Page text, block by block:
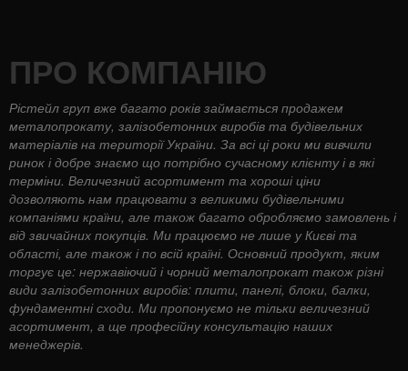
ПРО КОМПАНІЮ
Рістейл груп вже багато років займається продажем
металопрокату, залізобетонних виробів та будівельних
матеріалів на території України. За всі ці роки ми вивчили
ринок і добре знаємо що потрібно сучасному клієнту і в які
терміни. Величезний асортимент та хороші ціни
дозволяють нам працювати з великими будівельними
компаніями країни, але також багато обробляємо замовлень і
від звичайних покупців. Ми працюємо не лише у Києві та
області, але також і по всій країні. Основний продукт, яким
торгує це: нержавіючий і чорний металопрокат також різні
види залізобетонних виробів: плити, панелі, блоки, балки,
фундаментні сходи. Ми пропонуємо не тільки величезний
асортимент, а ще професійну консультацію наших
менеджерів.